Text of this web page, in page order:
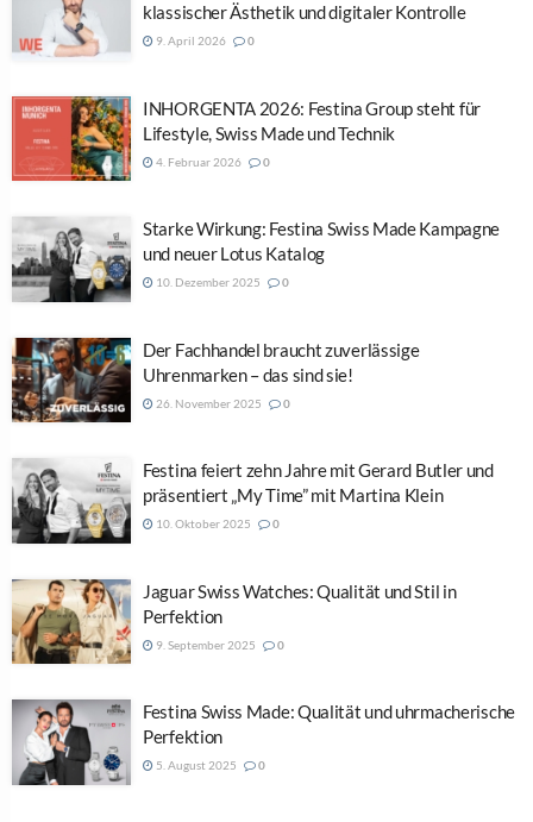
klassischer Ästhetik und digitaler Kontrolle
9. April 2026 0
INHORGENTA 2026: Festina Group steht für
Lifestyle, Swiss Made und Technik
4. Februar 2026 0
Starke Wirkung: Festina Swiss Made Kampagne
und neuer Lotus Katalog
10. Dezember 2025 0
Der Fachhandel braucht zuverlässige
Uhrenmarken – das sind sie!
26. November 2025 0
Festina feiert zehn Jahre mit Gerard Butler und
präsentiert „My Time” mit Martina Klein
10. Oktober 2025 0
Jaguar Swiss Watches: Qualität und Stil in
Perfektion
9. September 2025 0
Festina Swiss Made: Qualität und uhrmacherische
Perfektion
5. August 2025 0